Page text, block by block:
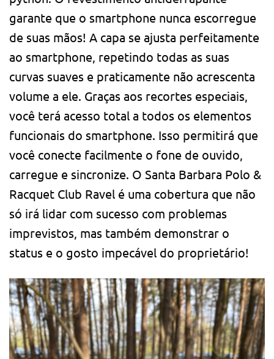
garante que o smartphone nunca escorregue
de suas mãos! A capa se ajusta perfeitamente
ao smartphone, repetindo todas as suas
curvas suaves e praticamente não acrescenta
volume a ele. Graças aos recortes especiais,
você terá acesso total a todos os elementos
funcionais do smartphone. Isso permitirá que
você conecte facilmente o fone de ouvido,
carregue e sincronize. O Santa Barbara Polo &
Racquet Club Ravel é uma cobertura que não
só irá lidar com sucesso com problemas
imprevistos, mas também demonstrar o
status e o gosto impecável do proprietário!